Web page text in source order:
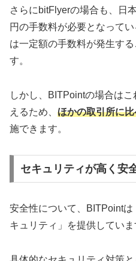
さらにbitFlyerの場合も、日
円の手数料が必要となって
は一定額の手数料が発生す
す。
しかし、BITPointの場合は
えるため、 ほかの取引所に
施できます。
セキュリティが高く安
安全性について、BITPoint
キュリティ」を提供していま